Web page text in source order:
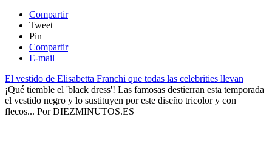
Compartir
Tweet
Pin
Compartir
E-mail
El vestido de Elisabetta Franchi que todas las celebrities llevan
¡Qué tiemble el 'black dress'! Las famosas destierran esta temporada
el vestido negro y lo sustituyen por este diseño tricolor y con
flecos... PorDIEZMINUTOS.ES